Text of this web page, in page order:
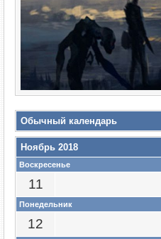
Обычный календарь
Ноябрь 2018
Воскресенье
11
Понедельник
12